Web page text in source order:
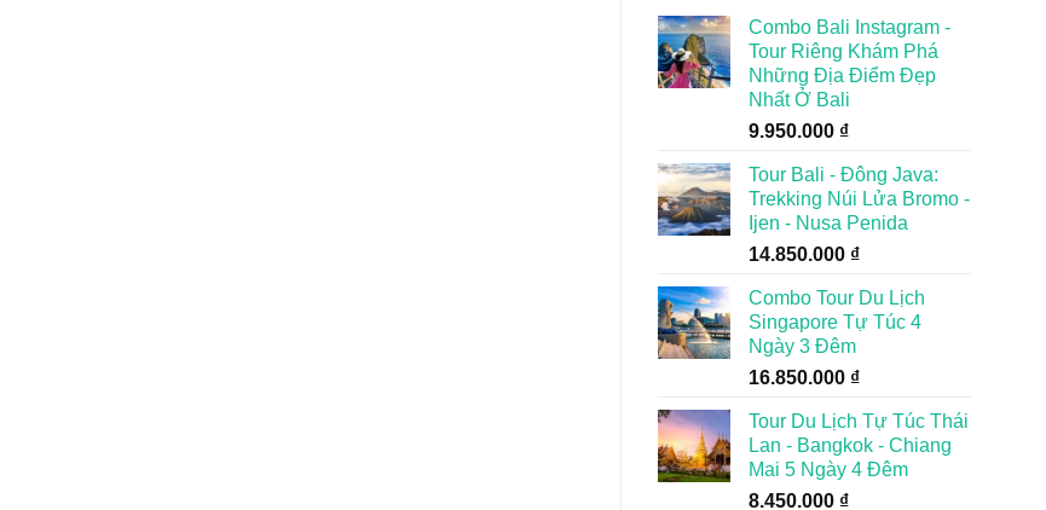
Combo Bali Instagram -
Tour Riêng Khám Phá
Những Địa Điểm Đẹp
Nhất Ở Bali
9.950.000 ₫
Tour Bali - Đông Java:
Trekking Núi Lửa Bromo -
Ijen - Nusa Penida
14.850.000 ₫
Combo Tour Du Lịch
Singapore Tự Túc 4
Ngày 3 Đêm
16.850.000 ₫
Tour Du Lịch Tự Túc Thái
Lan - Bangkok - Chiang
Mai 5 Ngày 4 Đêm
8.450.000 ₫